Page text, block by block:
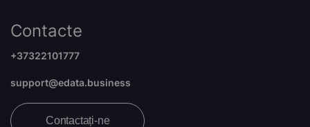
Contacte
+37322101777
support@edata.business
Contactați-ne